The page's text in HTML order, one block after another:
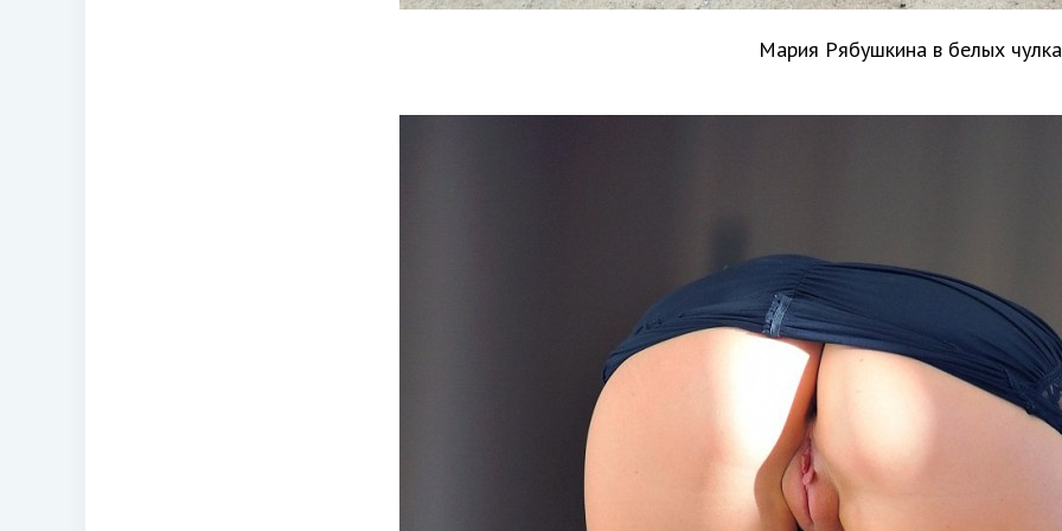
Мария Рябушкина в белых